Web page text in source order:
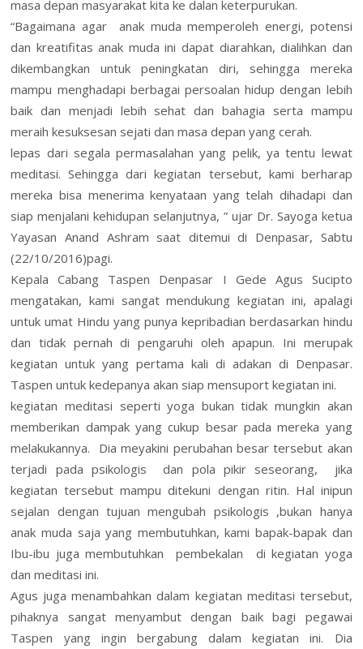
masa depan masyarakat kita ke dalan keterpurukan.
“Bagaimana agar anak muda memperoleh energi, potensi
dan kreatifitas anak muda ini dapat diarahkan, dialihkan dan
dikembangkan untuk peningkatan diri, sehingga mereka
mampu menghadapi berbagai persoalan hidup dengan lebih
baik dan menjadi lebih sehat dan bahagia serta mampu
meraih kesuksesan sejati dan masa depan yang cerah.
lepas dari segala permasalahan yang pelik, ya tentu lewat
meditasi. Sehingga dari kegiatan tersebut, kami berharap
mereka bisa menerima kenyataan yang telah dihadapi dan
siap menjalani kehidupan selanjutnya, ” ujar Dr. Sayoga ketua
Yayasan Anand Ashram saat ditemui di Denpasar, Sabtu
(22/10/2016)pagi.
Kepala Cabang Taspen Denpasar I Gede Agus Sucipto
mengatakan, kami sangat mendukung kegiatan ini, apalagi
untuk umat Hindu yang punya kepribadian berdasarkan hindu
dan tidak pernah di pengaruhi oleh apapun. Ini merupak
kegiatan untuk yang pertama kali di adakan di Denpasar.
Taspen untuk kedepanya akan siap mensuport kegiatan ini.
kegiatan meditasi seperti yoga bukan tidak mungkin akan
memberikan dampak yang cukup besar pada mereka yang
melakukannya. Dia meyakini perubahan besar tersebut akan
terjadi pada psikologis dan pola pikir seseorang, jika
kegiatan tersebut mampu ditekuni dengan ritin. Hal inipun
sejalan dengan tujuan mengubah psikologis ,bukan hanya
anak muda saja yang membutuhkan, kami bapak-bapak dan
Ibu-ibu juga membutuhkan pembekalan di kegiatan yoga
dan meditasi ini.
Agus juga menambahkan dalam kegiatan meditasi tersebut,
pihaknya sangat menyambut dengan baik bagi pegawai
Taspen yang ingin bergabung dalam kegiatan ini. Dia